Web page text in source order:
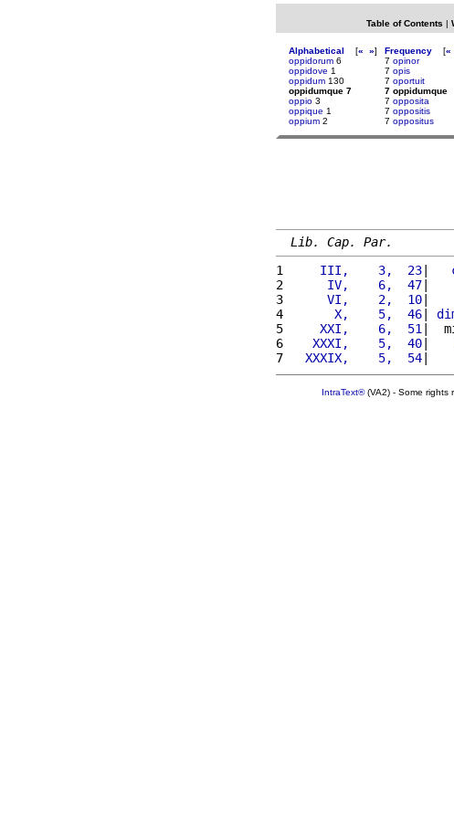
Table of Contents |
Alphabetical [« »]
oppidorum 6
oppidove 1
oppidum 130
oppidumque 7
oppio 3
oppique 1
oppium 2
Frequency [«
7 opinor
7 opis
7 oportuit
7 oppidumque
7 opposita
7 oppositis
7 oppositus
Lib. Cap. Par.
1
    III,    3,  23
|
2
     IV,    6,  47
3
     VI,    2,  10
4
      X,    5,  46
|
5
    XXI,    6,  51
|
6
   XXXI,    5,  40
|
7
  XXXIX,    5,  54
|
IntraText®(VA2) - Some rights